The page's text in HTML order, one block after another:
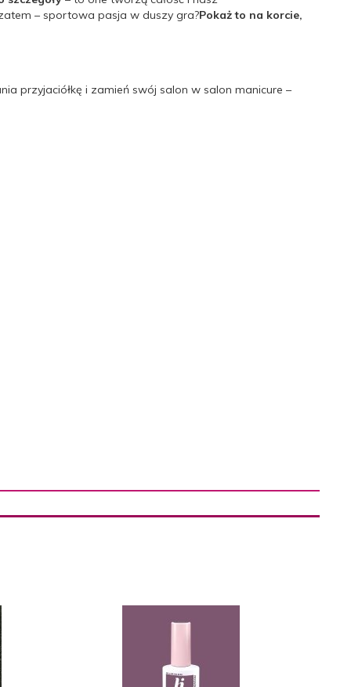
– sportowa pasja w duszy gra?Pokaż to na korcie,
przyjaciółkę i zamień swój salon w salon manicure –